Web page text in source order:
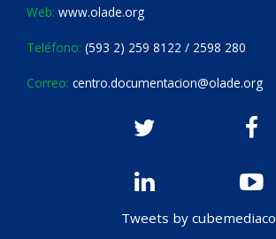
Web: www.olade.org
Teléfono: (593 2) 259 8122 / 2598 280
Correo: centro.documentacion@olade.org
Tweets by cubemediaco